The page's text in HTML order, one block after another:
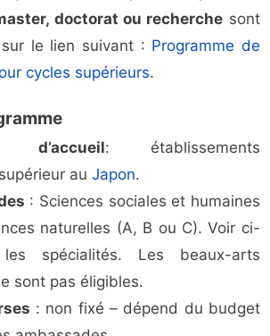
doctorat ou recherche sont
le lien suivant : Programme de
cycles supérieurs.
d’accueil: établissements
auJapon.
: Sciences sociales et humaines
naturelles (A, B ou C). Voir ci-
spécialités. Les beaux-arts
sont pas éligibles.
: non fixé – dépend du budget